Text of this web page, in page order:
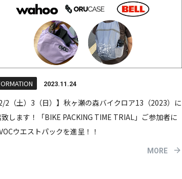
2023.11.24
2（土）3（日）】秋ヶ瀬の森バイクロア13（2023）に
します！「BIKE PACKING TIME TRIAL」ご参加者に
ウエストパックを進呈！！
MORE